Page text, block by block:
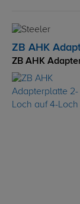
ZB AHK
ZB AHK